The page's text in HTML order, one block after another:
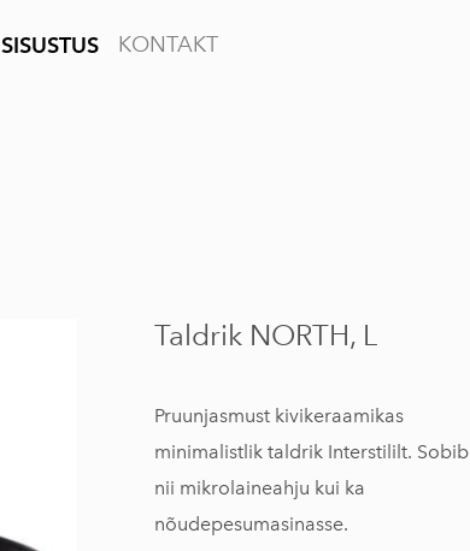
SISUSTUS KONTAKT
Taldrik NORTH, L
Pruunjasmust kivikeraamikas
minimalistlik taldrik Interstililt. Sobib
nii mikrolaineahju kui ka
nõudepesumasinasse.